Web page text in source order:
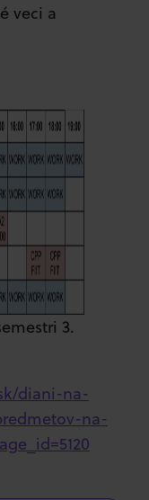
veci a
3.
diani-na-
na-